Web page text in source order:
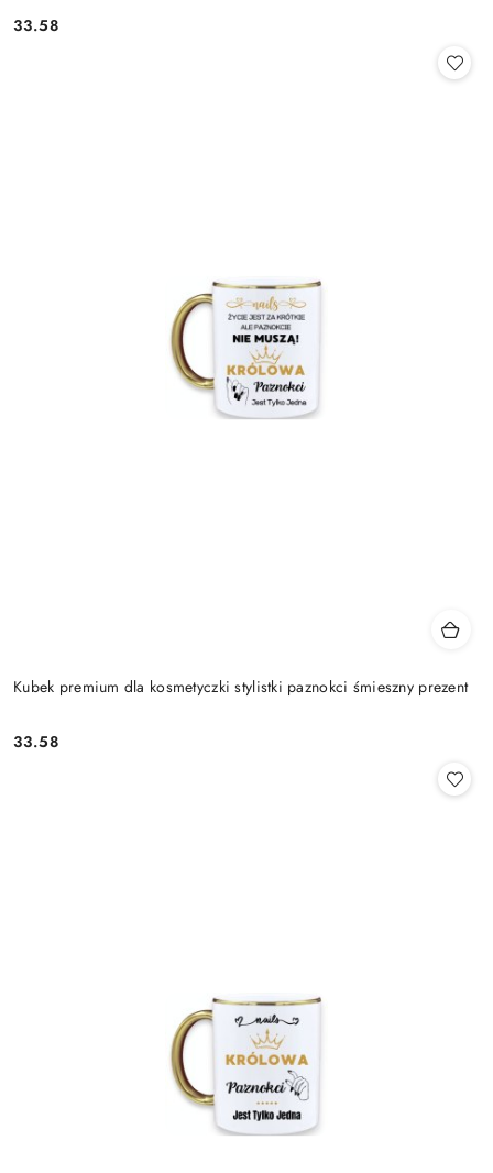
Cena:
33.58
Kubek premium dla kosmetyczki stylistki paznokci śmieszny prezent
Cena:
33.58